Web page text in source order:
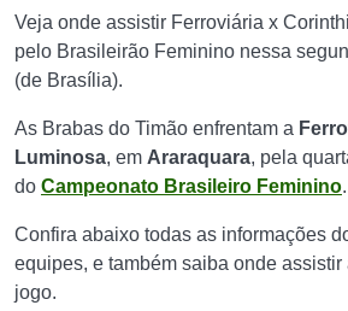
Veja onde assistir Ferroviária x
pelo Brasileirão Feminino nessa
(de Brasília).
As Brabas do Timão enfrentam a
Luminosa, em Araraquara, pela
do Campeonato Brasileiro Feminino.
Confira abaixo todas as informações
equipes, e também saiba onde
jogo.